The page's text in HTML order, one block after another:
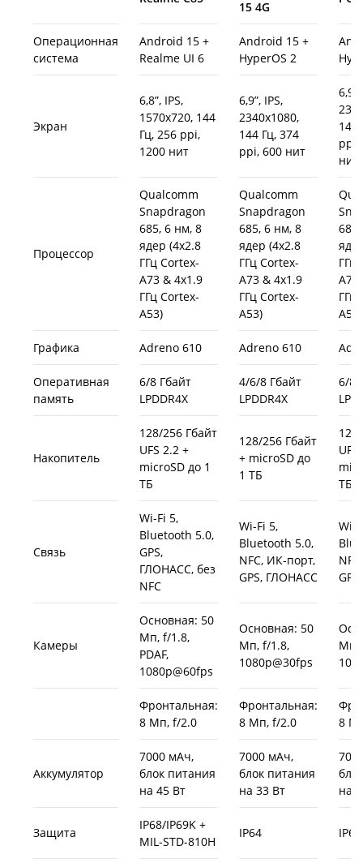
15 4G
Операционная
система
Android 15 +
Realme UI 6
Android 15 +
HyperOS 2
Экран
6,8”, IPS,
1570х720, 144
Гц, 256 ppi,
1200 нит
6,9”, IPS,
2340х1080,
144 Гц, 374
ppi, 600 нит
144
ppi,
нит
Процессор
Qualcomm
Snapdragon
685, 6 нм, 8
ядер (4х2.8
ГГц Cortex-
A73 & 4х1.9
ГГц Cortex-
A53)
Qualcomm
Snapdragon
685, 6 нм, 8
ядер (4х2.8
ГГц Cortex-
A73 & 4х1.9
ГГц Cortex-
A53)
ГГц
A73
ГГц
A53)
Графика Adreno 610 Adreno 610
Оперативная
память
6/8 Гбайт
LPDDR4X
4/6/8 Гбайт
LPDDR4X
6/8
Накопитель
128/256 Гбайт
UFS 2.2 +
microSD до 1
ТБ
128/256 Гбайт
+ microSD до
1 ТБ
ТБ
Связь
Wi-Fi 5,
Bluetooth 5.0,
GPS,
ГЛОНАСС, без
NFC
Wi-Fi 5,
Bluetooth 5.0,
NFC, ИК-порт,
GPS, ГЛОНАСС
Wi-
Камеры
Основная: 50
Мп, f/1.8,
PDAF,
1080p@60fps
Основная: 50
Мп, f/1.8,
1080p@30fps
Мп,
Фронтальная:
8 Мп, f/2.0
Фронтальная:
8 Мп, f/2.0
8
Аккумулятор
7000 мАч,
блок питания
на 45 Вт
7000 мАч,
блок питания
на 33 Вт
на
Защита
IP68/IP69K +
MIL-STD-810H
IP64 IP64